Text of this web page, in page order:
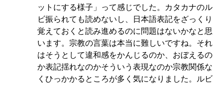
ットにする様子」って感じでした。カタカナのル
ビ振られても読めないし、日本語表記をざっくり
覚えておくと読み進めるのに問題はないかなと思
います。宗教の言葉は本当に難しいですね。それ
はそうとして違和感をかんじるのか、おぼえるの
か表記揺れなのかそういう表現なのか宗教関係な
くひっかかるところが多く気になりました。ルビ